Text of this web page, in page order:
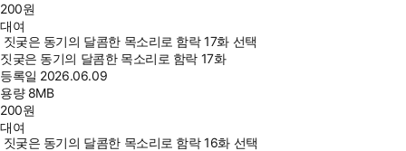
200원
대여
짓궂은 동기의 달콤한 목소리로 함락 17화 선택
짓궂은 동기의 달콤한 목소리로 함락 17화
등록일 2026.06.09
용량 8MB
200원
대여
짓궂은 동기의 달콤한 목소리로 함락 16화 선택